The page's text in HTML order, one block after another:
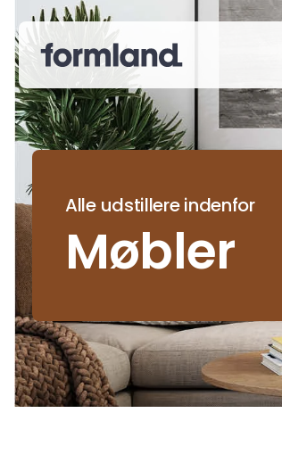
Alle udstillere indenfor
Møbler